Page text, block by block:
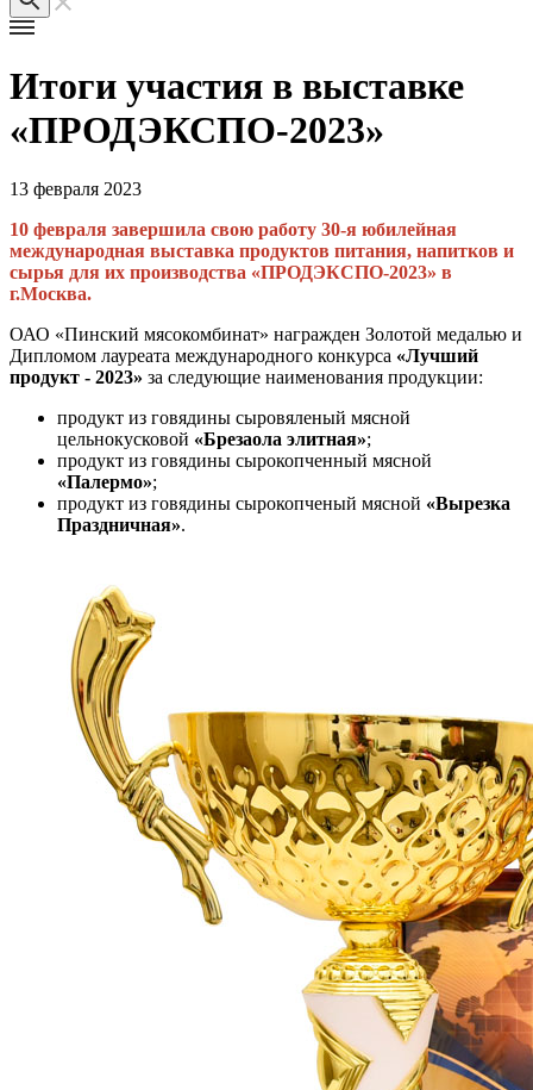
Итоги участия в выставке
«ПРОДЭКСПО-2023»
13 февраля 2023
10 февраля завершила свою работу 30-я юбилейная
международная выставка продуктов питания, напитков и
сырья для их производства «ПРОДЭКСПО-2023» в
г.Москва.
ОАО «Пинский мясокомбинат» награжден Золотой медалью и
Дипломом лауреата международного конкурса «Лучший
продукт - 2023» за следующие наименования продукции:
продукт из говядины сыровяленый мясной
цельнокусковой «Брезаола элитная»;
продукт из говядины сырокопченный мясной
«Палермо»;
продукт из говядины сырокопченый мясной «Вырезка
Праздничная».